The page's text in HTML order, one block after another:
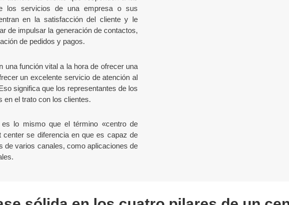
los servicios de una empresa o sus
en la satisfacción del cliente y le
de impulsar la generación de contactos,
de pedidos y pagos.
función vital a la hora de ofrecer una
un excelente servicio de atención al
significa que los representantes de los
en el trato con los clientes.
lo mismo que el término «centro de
se diferencia en que es capaz de
de varios canales, como aplicaciones de